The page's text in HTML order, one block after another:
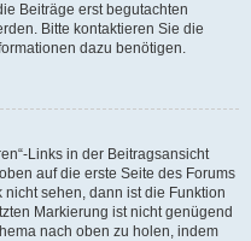
Beiträge erst begutachten
Bitte kontaktieren Sie die
dazu benötigen.
Links in der Beitragsansicht
auf die erste Seite des Forums
sehen, dann ist die Funktion
Markierung ist nicht genügend
nach oben zu holen, indem